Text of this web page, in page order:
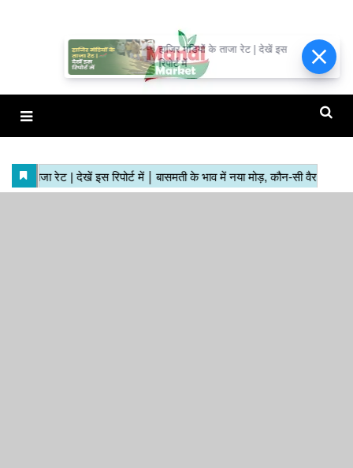
हाजिर मंडियों के ताजा रेट | देखें इस
रिपोर्ट में